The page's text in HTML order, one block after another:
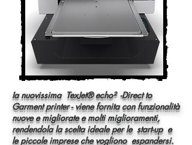
Ia nuovissima TexJet® echo² -Direct to
Garment printer - viene fornita con funzionalità
nuove e migliorate e molti miglioramenti,
rendendola la scelta ideale per le start-up e
le piccole imprese che vogliono espandersi.